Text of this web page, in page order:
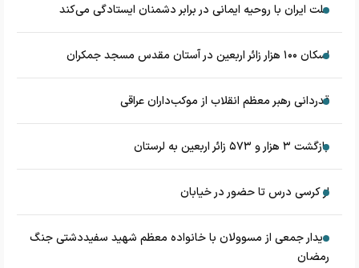
ملت ایران با روحیه ایمانی در برابر دشمنان ایستادگی می‌کند
اسکان ۱۰۰ هزار زائر اربعین در آستان مقدس مسجد جمکران
قدردانی رهبر معظم انقلاب از موکب‌داران عراقی
بازگشت ۳ هزار و ۵۷۳ زائر اربعین به لرستان
از کرسی درس تا حضور در خیابان
دیدار جمعی از مسوولان با خانواده معظم شهید سفیددشتی جنگ
رمضان